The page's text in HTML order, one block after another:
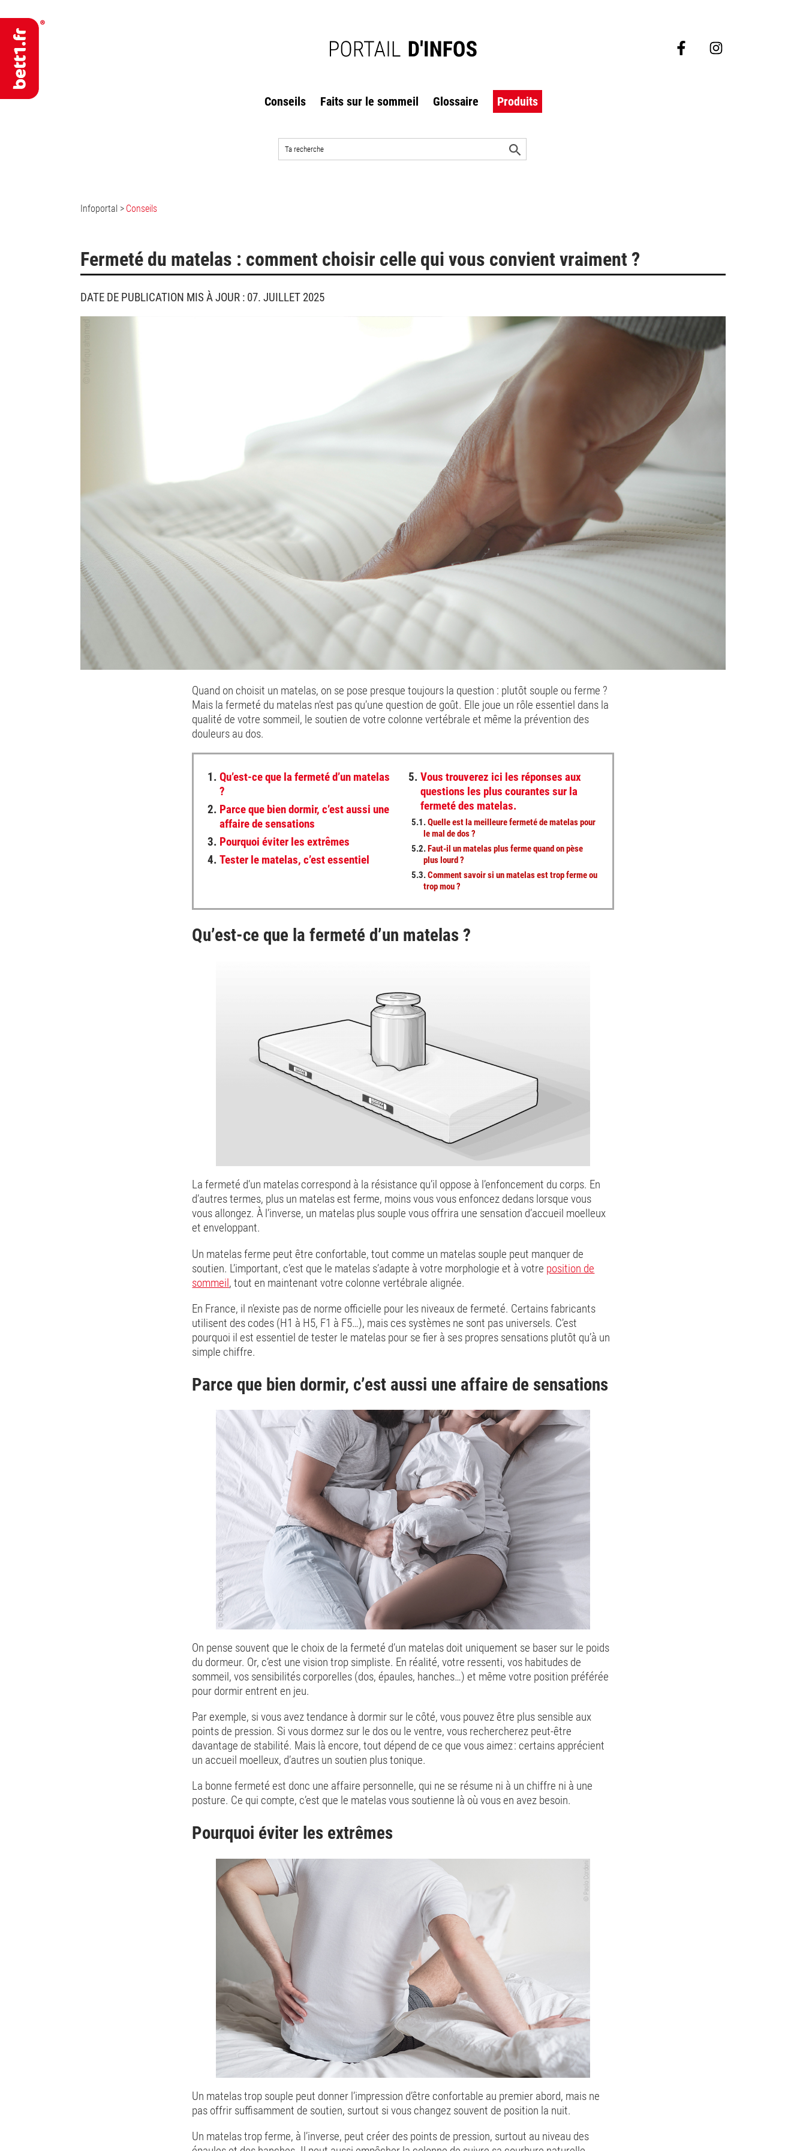
Conseils Faits sur le sommeil Glossaire Produits
Rechercher
sur
Infoportal > Conseils
Fermeté du matelas : comment choisir celle qui vous convient vraiment ?
DATE DE PUBLICATION MIS À JOUR : 07. JUILLET 2025
Quand on choisit un matelas, on se pose presque toujours la question : plutôt souple ou ferme ?
Mais la fermeté du matelas n’est pas qu’une question de goût. Elle joue un rôle essentiel dans la
qualité de votre sommeil, le soutien de votre colonne vertébrale et même la prévention des
douleurs au dos.
1.Qu’est-ce que la fermeté d’un matelas
?
2. Parce que bien dormir, c’est aussi une
affaire de sensations
3. Pourquoi éviter les extrêmes
4.Tester le matelas, c’est essentiel
5.Vous trouverez ici les réponses aux
questions les plus courantes sur la
fermeté des matelas.
5.1.Quelle est la meilleure fermeté de matelas pour
le mal de dos ?
5.2. Faut-il un matelas plus ferme quand on pèse
plus lourd ?
5.3.Comment savoir si un matelas est trop ferme ou
trop mou ?
Qu’est-ce que la fermeté d’un matelas ?
La fermeté d’un matelas correspond à la résistance qu’il oppose à l’enfoncement du corps. En
d’autres termes, plus un matelas est ferme, moins vous vous enfoncez dedans lorsque vous
vous allongez. À l’inverse, un matelas plus souple vous offrira une sensation d’accueil moelleux
et enveloppant.
Un matelas ferme peut être confortable, tout comme un matelas souple peut manquer de
soutien. L’important, c’est que le matelas s’adapte à votre morphologie et à votre position de
sommeil, tout en maintenant votre colonne vertébrale alignée.
En France, il n’existe pas de norme officielle pour les niveaux de fermeté. Certains fabricants
utilisent des codes (H1 à H5, F1 à F5…), mais ces systèmes ne sont pas universels. C’est
pourquoi il est essentiel de tester le matelas pour se fier à ses propres sensations plutôt qu’à un
simple chiffre.
Parce que bien dormir, c’est aussi une affaire de sensations
On pense souvent que le choix de la fermeté d’un matelas doit uniquement se baser sur le poids
du dormeur. Or, c’est une vision trop simpliste. En réalité, votre ressenti, vos habitudes de
sommeil, vos sensibilités corporelles (dos, épaules, hanches…) et même votre position préférée
pour dormir entrent en jeu.
Par exemple, si vous avez tendance à dormir sur le côté, vous pouvez être plus sensible aux
points de pression. Si vous dormez sur le dos ou le ventre, vous rechercherez peut-être
davantage de stabilité. Mais là encore, tout dépend de ce que vous aimez : certains apprécient
un accueil moelleux, d’autres un soutien plus tonique.
La bonne fermeté est donc une affaire personnelle, qui ne se résume ni à un chiffre ni à une
posture. Ce qui compte, c’est que le matelas vous soutienne là où vous en avez besoin.
Pourquoi éviter les extrêmes
Un matelas trop souple peut donner l’impression d’être confortable au premier abord, mais ne
pas offrir suffisamment de soutien, surtout si vous changez souvent de position la nuit.
Un matelas trop ferme, à l’inverse, peut créer des points de pression, surtout au niveau des